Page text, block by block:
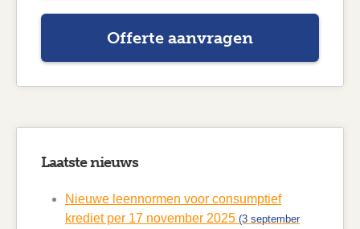
Offerte aanvragen
Laatste nieuws
Nieuwe leennormen voor consumptief
krediet per 17 november 2025 (3 september